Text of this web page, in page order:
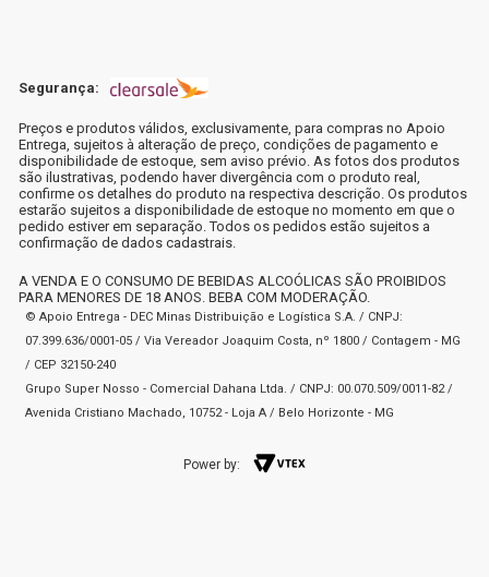
Segurança:
Preços e produtos válidos, exclusivamente, para compras no Apoio
Entrega, sujeitos à alteração de preço, condições de pagamento e
disponibilidade de estoque, sem aviso prévio. As fotos dos produtos
são ilustrativas, podendo haver divergência com o produto real,
confirme os detalhes do produto na respectiva descrição. Os produtos
estarão sujeitos a disponibilidade de estoque no momento em que o
pedido estiver em separação. Todos os pedidos estão sujeitos a
confirmação de dados cadastrais.
A VENDA E O CONSUMO DE BEBIDAS ALCOÓLICAS SÃO PROIBIDOS
PARA MENORES DE 18 ANOS. BEBA COM MODERAÇÃO.
© Apoio Entrega - DEC Minas Distribuição e Logística S.A. / CNPJ:
07.399.636/0001-05 / Via Vereador Joaquim Costa, nº 1800 / Contagem - MG
/ CEP 32150-240
Grupo Super Nosso - Comercial Dahana Ltda. / CNPJ: 00.070.509/0011-82 /
Avenida Cristiano Machado, 10752 - Loja A / Belo Horizonte - MG
Power by: